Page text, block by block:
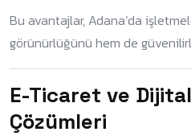
Bu avantajlar, Adana’da
görünürlüğünü hem de
E-Ticaret ve
Çözümleri